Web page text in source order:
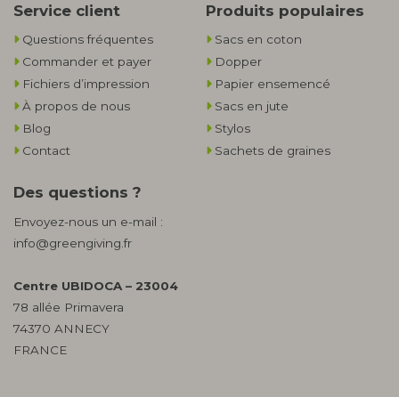
Service client
Questions fréquentes
Commander et payer
Fichiers d’impression
À propos de nous
Blog
Contact
Produits populaires
Sacs en coton
Dopper
Papier ensemencé
Sacs en jute
Stylos
Sachets de graines
Des questions ?
Envoyez-nous un e-mail :
info@greengiving.fr
Centre UBIDOCA – 23004
78 allée Primavera
74370 ANNECY
FRANCE